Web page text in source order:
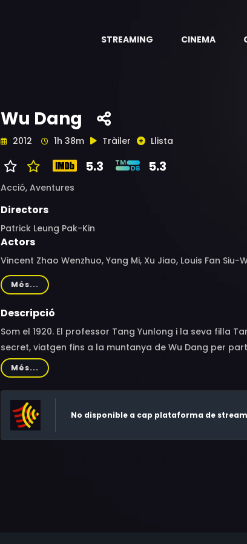
STREAMING CINEMA
Wu Dang
2012 1h 38m Tràiler Llista
5.3 5.3
Acció, Aventures
Directors
Patrick Leung Pak-Kin
Actors
Vincent Zhao Wenzhuo, Yang Mi, Xu Jiao, Louis Fan
Fong Ping, Shaun Tam Chun-Yin, Zhou Yang
Més...
Descripció
Som el 1920. El professor Tang Yunlong i la seva filla
secret, viatgen fins a la muntanya de Wu Dang per
Més...
No disponible a cap plataforma de